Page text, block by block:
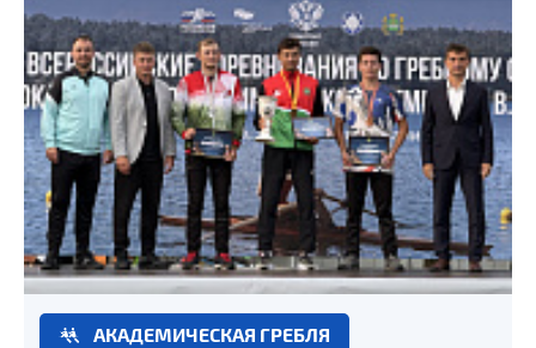
АКАДЕМИЧЕСКАЯ ГРЕБЛЯ